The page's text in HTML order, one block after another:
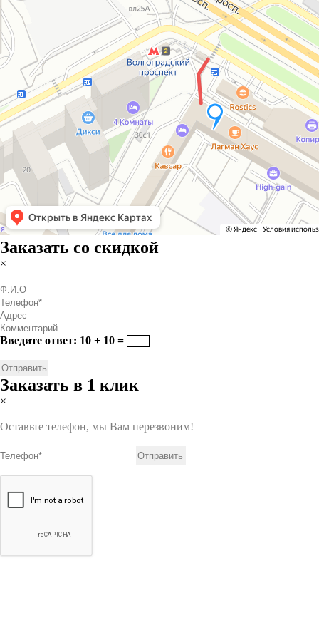
Заказать со скидкой
×
Введите ответ: 10 + 10 =
Заказать в 1 клик
×
Оставьте телефон, мы Вам перезвоним!